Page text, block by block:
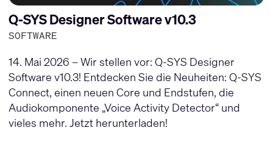
Q-SYS Designer Software v10.3
SOFTWARE
14. Mai 2026 – Wir stellen vor: Q-SYS Designer
Software v10.3! Entdecken Sie die Neuheiten: Q-SYS
Connect, einen neuen Core und Endstufen, die
Audiokomponente „Voice Activity Detector“ und
vieles mehr. Jetzt herunterladen!